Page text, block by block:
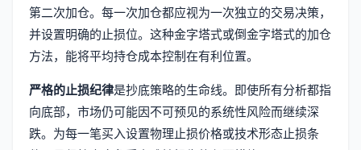
第二次加仓。每一次加仓都应视为一次独立的交易决策，
并设置明确的止损位。这种金字塔式或倒金字塔式的加仓
方法，能将平均持仓成本控制在有利位置。
严格的止损纪律是抄底策略的生命线。即使所有分析都指
向底部，市场仍可能因不可预见的系统性风险而继续深
跌。为每一笔买入设置物理止损价格或技术形态止损条